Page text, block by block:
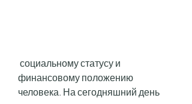
финансовому положению
человека. На сегодняшний день